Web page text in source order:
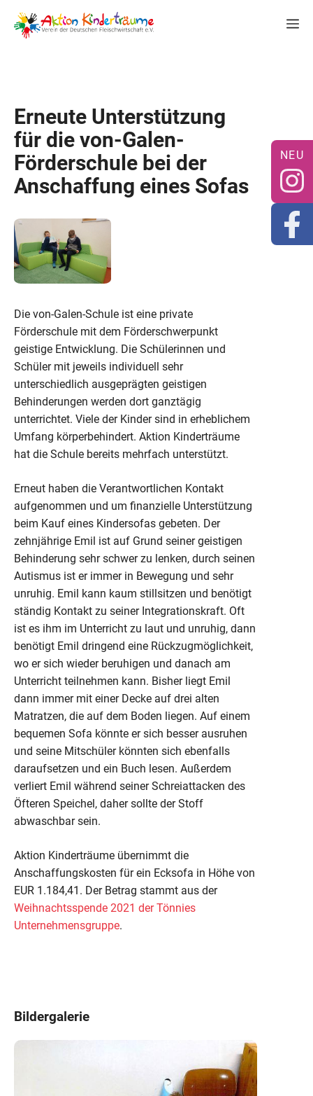
Inhalt
springen
Erneute Unterstützung
für die von-Galen-
Förderschule bei der
Anschaffung eines Sofas
Die von-Galen-Schule ist eine private
Förderschule mit dem Förderschwerpunkt
geistige Entwicklung. Die Schülerinnen und
Schüler mit jeweils individuell sehr
unterschiedlich ausgeprägten geistigen
Behinderungen werden dort ganztägig
unterrichtet. Viele der Kinder sind in erheblichem
Umfang körperbehindert. Aktion Kinderträume
hat die Schule bereits mehrfach unterstützt.
Erneut haben die Verantwortlichen Kontakt
aufgenommen und um finanzielle Unterstützung
beim Kauf eines Kindersofas gebeten. Der
zehnjährige Emil ist auf Grund seiner geistigen
Behinderung sehr schwer zu lenken, durch seinen
Autismus ist er immer in Bewegung und sehr
unruhig. Emil kann kaum stillsitzen und benötigt
ständig Kontakt zu seiner Integrationskraft. Oft
ist es ihm im Unterricht zu laut und unruhig, dann
benötigt Emil dringend eine Rückzugmöglichkeit,
wo er sich wieder beruhigen und danach am
Unterricht teilnehmen kann. Bisher liegt Emil
dann immer mit einer Decke auf drei alten
Matratzen, die auf dem Boden liegen. Auf einem
bequemen Sofa könnte er sich besser ausruhen
und seine Mitschüler könnten sich ebenfalls
daraufsetzen und ein Buch lesen. Außerdem
verliert Emil während seiner Schreiattacken des
Öfteren Speichel, daher sollte der Stoff
abwaschbar sein.
Aktion Kinderträume übernimmt die
Anschaffungskosten für ein Ecksofa in Höhe von
EUR 1.184,41. Der Betrag stammt aus der
Weihnachtsspende 2021 der Tönnies
Unternehmensgruppe.
Bildergalerie